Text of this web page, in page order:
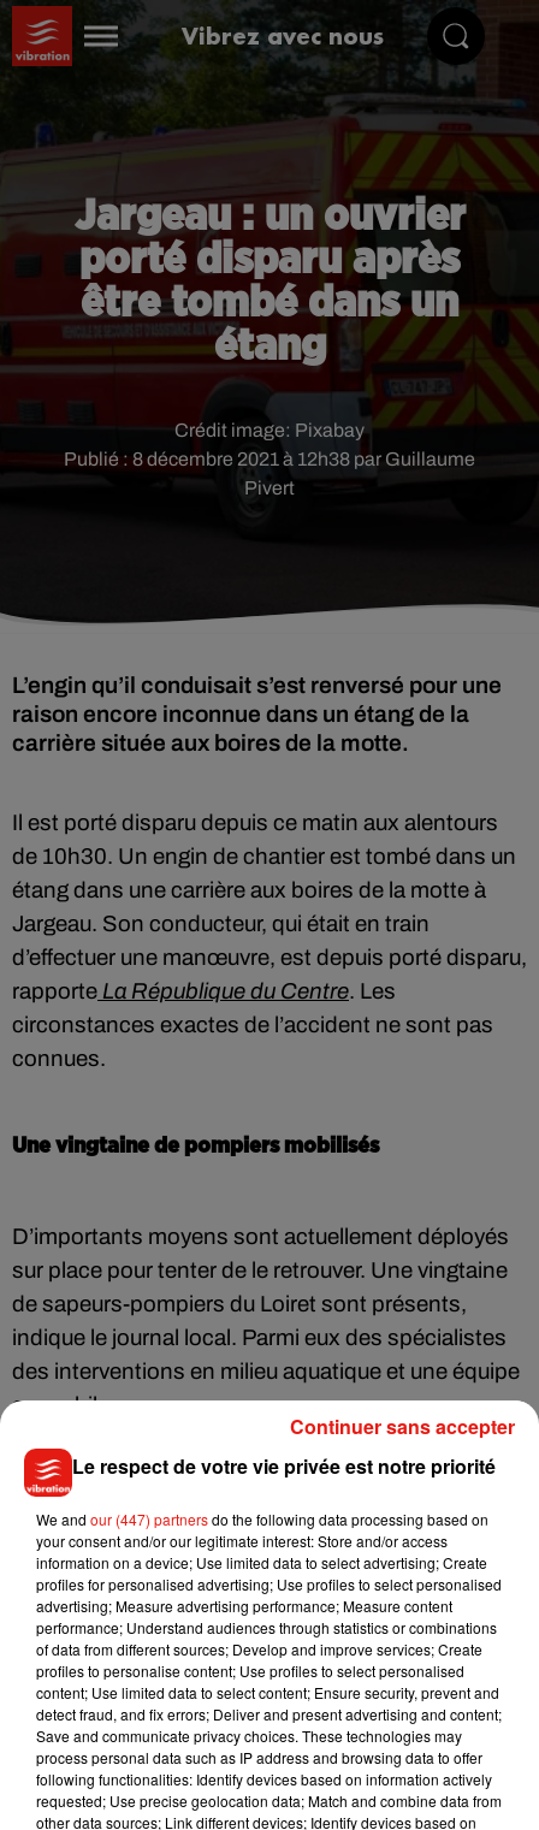
Vibrez avec nous
Jargeau : un ouvrier
porté disparu après
être tombé dans un
étang
Publié : 8 décembre 2021 à 12h38 par Guillaume
Pivert
Crédit image: Pixabay
L’engin qu’il conduisait s’est renversé pour une
raison encore inconnue dans un étang de la
carrière située aux boires de la motte.
Il est porté disparu depuis ce matin aux alentours
de 10h30. Un engin de chantier est tombé dans un
étang dans une carrière aux boires de la motte à
Jargeau. Son conducteur, qui était en train
d’effectuer une manœuvre, est depuis porté disparu,
rapporte La République du Centre. Les
circonstances exactes de l’accident ne sont pas
connues.
Une vingtaine de pompiers mobilisés
D’importants moyens sont actuellement déployés
sur place pour tenter de le retrouver. Une vingtaine
de sapeurs-pompiers du Loiret sont présents,
indique le journal local. Parmi eux des spécialistes
des interventions en milieu aquatique et une équipe
cynophile.
Musique
7 août 2026
Julien Lieb s’essaye à la vie de chatelain
dans son nouveau clip
Madonna sort enfin le remix de « Love
Le respect de votre vie privée est notre priorité
We and our (447) partnersdo the following data processing based on
your consent and/or our legitimate interest: Store and/or access
information on a device; Use limited data to select advertising; Create
profiles for personalised advertising; Use profiles to select personalised
advertising; Measure advertising performance; Measure content
performance; Understand audiences through statistics or combinations
of data from different sources; Develop and improve services; Create
profiles to personalise content; Use profiles to select personalised
content; Use limited data to select content; Ensure security, prevent and
detect fraud, and fix errors; Deliver and present advertising and content;
Save and communicate privacy choices. These technologies may
process personal data such as IP address and browsing data to offer
following functionalities: Identify devices based on information actively
requested; Use precise geolocation data; Match and combine data from
other data sources; Link different devices; Identify devices based on
Continuer sans accepter